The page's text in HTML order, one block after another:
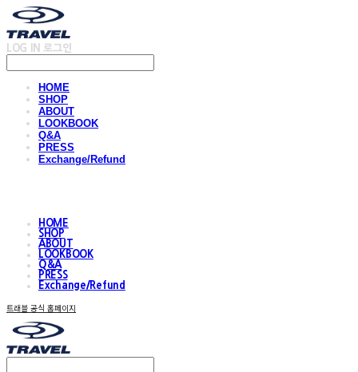
LOG IN 로그인
HOME
SHOP
ABOUT
LOOKBOOK
Q&A
PRESS
Exchange/Refund
HOME
SHOP
ABOUT
LOOKBOOK
Q&A
PRESS
Exchange/Refund
트래블 공식 홈페이지